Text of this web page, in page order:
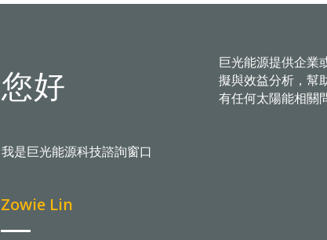
有
您好
巨光能源提供企業
擬與效益分析，幫
有任何太陽能相關
​Zowie Lin
我是巨光能源科技諮詢窗口